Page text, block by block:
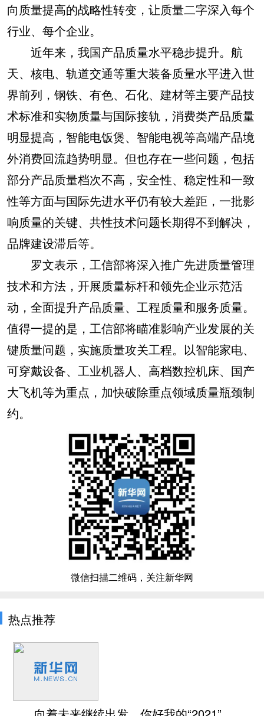
向质量提高的战略性转变，让质量二字深入每个
行业、每个企业。
近年来，我国产品质量水平稳步提升。航
天、核电、轨道交通等重大装备质量水平进入世
界前列，钢铁、有色、石化、建材等主要产品技
术标准和实物质量与国际接轨，消费类产品质量
明显提高，智能电饭煲、智能电视等高端产品境
外消费回流趋势明显。但也存在一些问题，包括
部分产品质量档次不高，安全性、稳定性和一致
性等方面与国际先进水平仍有较大差距，一批影
响质量的关键、共性技术问题长期得不到解决，
品牌建设滞后等。
罗文表示，工信部将深入推广先进质量管理
技术和方法，开展质量标杆和领先企业示范活
动，全面提升产品质量、工程质量和服务质量。
值得一提的是，工信部将瞄准影响产业发展的关
键质量问题，实施质量攻关工程。以智能家电、
可穿戴设备、工业机器人、高档数控机床、国产
大飞机等为重点，加快破除重点领域质量瓶颈制
约。
微信扫描二维码，关注新华网
热点推荐